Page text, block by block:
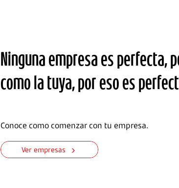
Ninguna empresa es perfecta,
como la tuya, por eso es
Conoce como comenzar con tu empresa.
Ver empresas